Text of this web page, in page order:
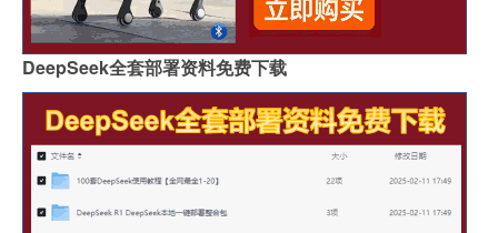
DeepSeek全套部署资料免费下载